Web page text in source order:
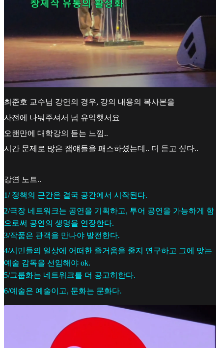
최준호 교수님 강연의 경우, 강의 내용의 복사본을
사전에 나눠주셔서 넘 유익햇서요
오랜만에 대학강의 듣는 느낌..
시간 문제로 많은 잼얘들을 패스하셨는데.. 더 듣고 싶다..
강연 노트..
1/ 정책의 근간은 결국 공간에서 시작된다.
2/극장 네트워크는 공연을 기획하고, 투어 공연을 가능하게 함
으로써 공연의 생명을 연장한다.
3/작품은 관객을 만나야 발전한다.
4/시민들의 일상에 어떠한 즐거움을 줄지 연구하고 그에 맞는
예술 감독을 선임해야 ok.
5/그룹화는 네트워크를 더 공고히한다.
6/예술은 예술이고, 문화는 문화다.